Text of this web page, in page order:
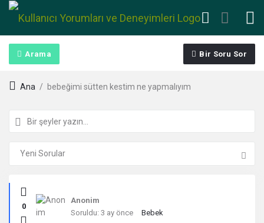
Arama Bir Soru Sor
Ana / bebeğimi sütten kestim ne yapmalıyım
Kullanıcı
Yorumları
0
Anonim
Soruldu: 3 ay önce Bebek